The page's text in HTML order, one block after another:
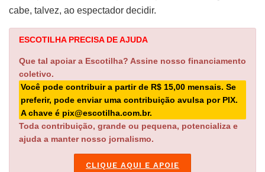
cabe, talvez, ao espectador decidir.
ESCOTILHA PRECISA DE AJUDA
Que tal apoiar a Escotilha? Assine nosso financiamento
coletivo.
Você pode contribuir a partir de R$ 15,00 mensais. Se
preferir, pode enviar uma contribuição avulsa por PIX.
A chave é pix@escotilha.com.br.
Toda contribuição, grande ou pequena, potencializa e
ajuda a manter nosso jornalismo.
CLIQUE AQUI E APOIE